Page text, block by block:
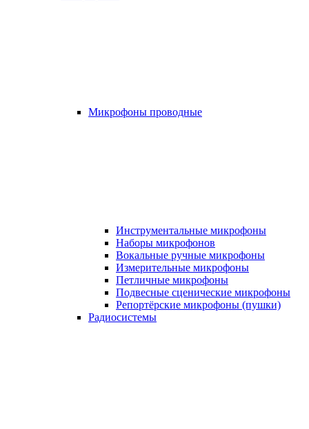
Микрофоны проводные
Инструментальные микрофоны
Наборы микрофонов
Вокальные ручные микрофоны
Измерительные микрофоны
Петличные микрофоны
Подвесные сценические микрофоны
Репортёрские микрофоны (пушки)
Радиосистемы